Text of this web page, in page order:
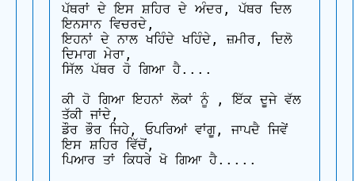
ਪੱਥਰਾਂ ਦੇ ਇਸ ਸ਼ਹਿਰ ਦੇ ਅੰਦਰ, ਪੱਥਰ ਦਿਲ
ਇਨਸਾਨ ਵਿਚਰਦੇ,
ਇਹਨਾਂ ਦੇ ਨਾਲ ਖਹਿੰਦੇ ਖਹਿੰਦੇ, ਜ਼ਮੀਰ, ਦਿਲੋ
ਦਿਮਾਗ ਮੇਰਾ,
ਸਿੱਲ ਪੱਥਰ ਹੋ ਗਿਆ ਹੈ....
ਕੀ ਹੋ ਗਿਆ ਇਹਨਾਂ ਲੋਕਾਂ ਨੂੰ , ਇੱਕ ਦੂਜੇ ਵੱਲ
ਤੱਕੀ ਜਾਂਦੇ,
ਡੌਰ ਭੌਰ ਜਿਹੇ, ਓਪਰਿਆਂ ਵਾਂਗੂ, ਜਾਪਦੈ ਜਿਵੇਂ
ਇਸ ਸ਼ਹਿਰ ਵਿੱਚੋਂ,
ਪਿਆਰ ਤਾਂ ਕਿਧਰੇ ਖੋ ਗਿਆ ਹੈ.....